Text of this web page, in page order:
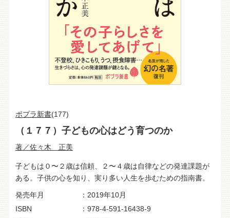
ポプラ新書(177)
（１７７）子どもの心はどう育つのか
著／佐々木 正美
子どもは０〜２歳は信頼、２〜４歳は自律などの発達課題が
ある。子供の心を知り、実り多い人生を歩むための指南書。
発売年月
2019年10月
ISBN
978-4-591-16438-9